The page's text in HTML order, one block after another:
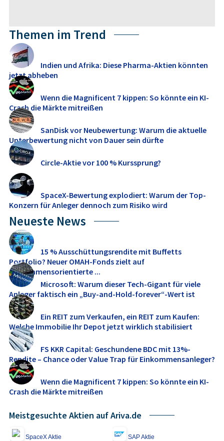
Themen im Trend
Indien und Afrika: Diese Pharma-Aktien könnten
jetzt abheben
Wenn die Magnificent 7 kippen: So könnte ein KI-
Crash die Märkte mitreißen
SanDisk vor Neubewertung: Warum die aktuelle
Unterbewertung nicht von Dauer sein dürfte
Circle-Aktie vor 100 % Kurssprung?
SpaceX-Bewertung explodiert: Warum der Top-
Konzern für Anleger dennoch zum Risiko wird
Neueste News
15 % Ausschüttungsrendite mit Buffetts
Portfolio? Neuer OMAH-Fonds zielt auf
einkommensorientierte ...
Microsoft: Warum dieser Tech-Gigant für viele
Anleger faktisch ein „Buy-and-Hold-forever“-Wert ist
Ein REIT zum Verkaufen, ein REIT zum Kaufen:
Welche Immobilie Ihr Depot jetzt wirklich stabilisiert
FS KKR Capital: Geschundene BDC mit 13%-
Rendite – Chance oder Value Trap für Einkommensanleger?
Wenn die Magnificent 7 kippen: So könnte ein KI-
Crash die Märkte mitreißen
Meistgesuchte Aktien auf Ariva.de
SpaceX Aktie SAP Aktie